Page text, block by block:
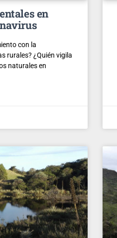
en
con la
rurales? ¿Quién vigila
naturales en